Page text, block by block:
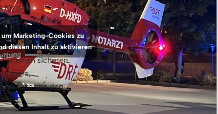
für den
ausgelöst.
Landeplatz vor,
war
einen sicheren
Äste von den
Marketing-Cookies zu
diesen Inhalt zu aktivieren